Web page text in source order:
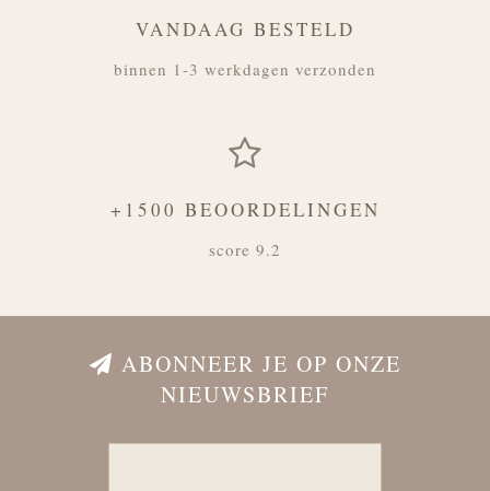
VANDAAG BESTELD
binnen 1-3 werkdagen verzonden
+1500 BEOORDELINGEN
score 9.2
ABONNEER JE OP ONZE
NIEUWSBRIEF